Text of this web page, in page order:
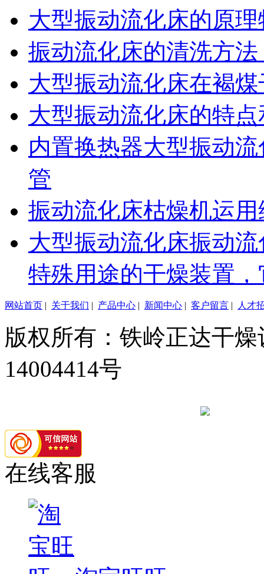
大型振动流化床的原
振动流化床的清洗方法
大型振动流化床在褐
大型振动流化床的特
内置换热器大型振动
管
振动流化床枯燥机运
大型振动流化床振动
特殊用途的干燥装置
网站首页 | 关于我们 | 产品中心 | 新闻中心 | 客户留言 | 人才
版权所有：铁岭正达干
14004414号
在线客服